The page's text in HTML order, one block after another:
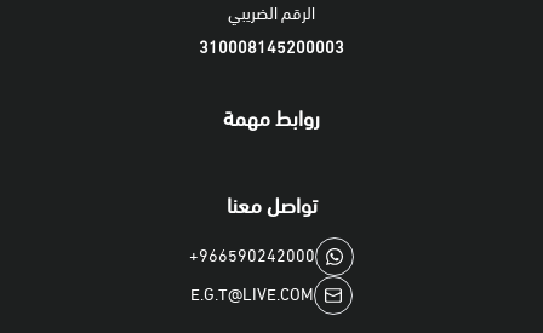
الرقم الضريبي
310008145200003
روابط مهمة
تواصل معنا
+966590242000
E.G.T@LIVE.COM